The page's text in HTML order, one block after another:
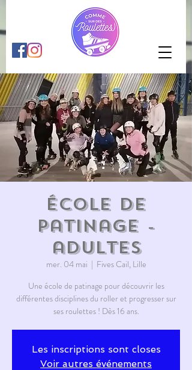
École de
patinage -
adultes
mer. 04 mai
  |
Fives Cail, Lille
Une école de patinage pour découvrir les
différentes disciplines du roller et progresser sur
ses roulettes ! Dès 16 ans.
Les inscriptions sont closes
Voir autres événements